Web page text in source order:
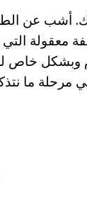
أشب عن
معقولة
وبشكل خاص له
مرحلة ما